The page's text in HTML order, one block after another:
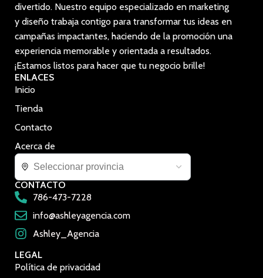
divertido. Nuestro equipo especializado en marketing
y diseño trabaja contigo para transformar tus ideas en
campañas impactantes, haciendo de la promoción una
experiencia memorable y orientada a resultados.
¡Estamos listos para hacer que tu negocio brille!
ENLACES
Inicio
Tienda
Contacto
Acerca de
CONTACTO
786-473-7228
info@ashleyagencia.com
Ashley_Agencia
LEGAL
Política de privacidad